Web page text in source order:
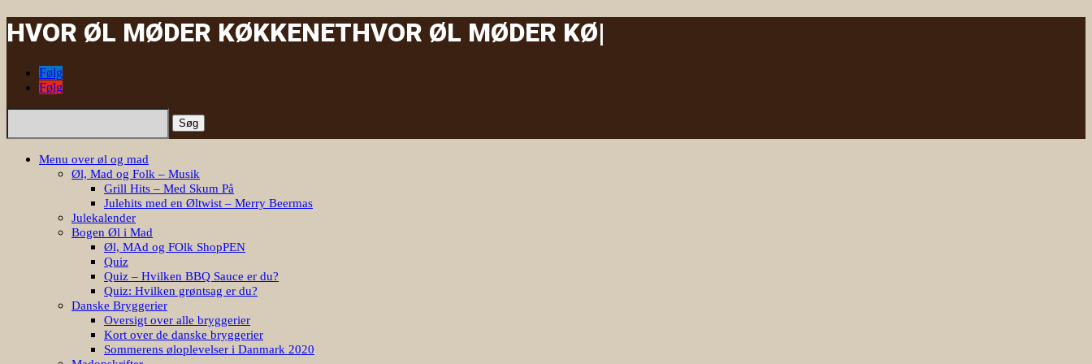
HVOR ØL MØDER KØKKENET|
Følg
Følg
Søg
Menu over øl og mad
Øl, Mad og Folk – Musik
Grill Hits – Med Skum På
Julehits med en Øltwist – Merry Beermas
Julekalender
Bogen Øl i Mad
Øl, MAd og FOlk ShopPEN
Quiz
Quiz – Hvilken BBQ Sauce er du?
Quiz: Hvilken grøntsag er du?
Danske Bryggerier
Oversigt over alle bryggerier
Kort over de danske bryggerier
Sommerens øloplevelser i Danmark 2020